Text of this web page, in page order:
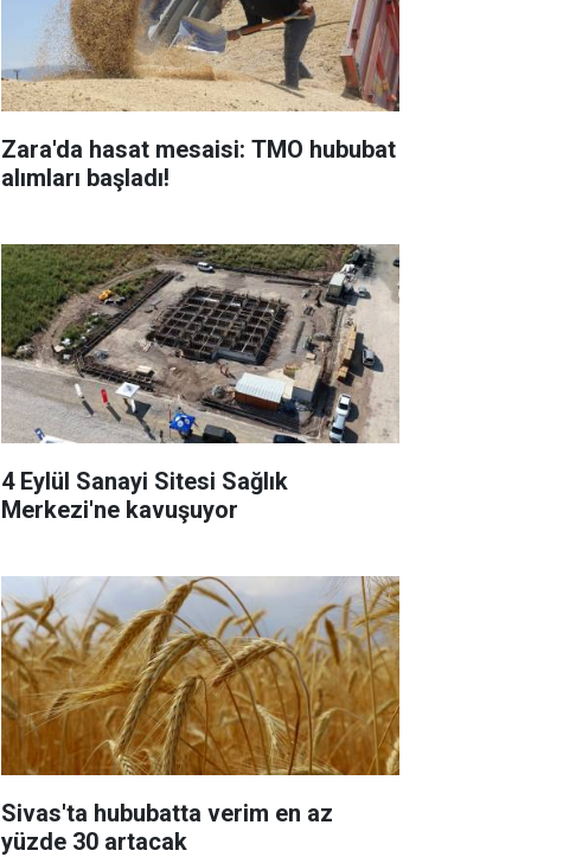
Zara'da hasat mesaisi: TMO hububat
alımları başladı!
4 Eylül Sanayi Sitesi Sağlık
Merkezi'ne kavuşuyor
Sivas'ta hububatta verim en az
yüzde 30 artacak